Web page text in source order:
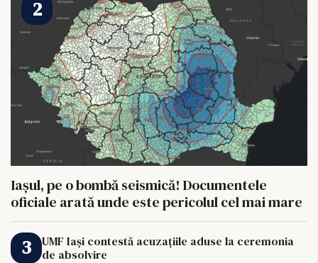
Iașul, pe o bombă seismică! Documentele
oficiale arată unde este pericolul cel mai mare
UMF Iași contestă acuzațiile aduse la ceremonia
de absolvire